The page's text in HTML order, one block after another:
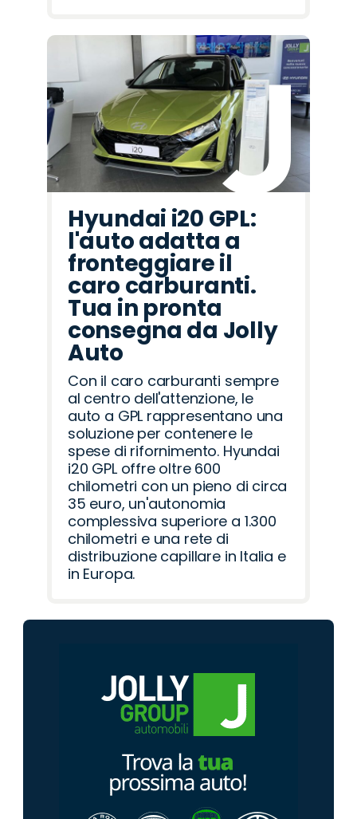
Hyundai i20 GPL:
l'auto adatta a
fronteggiare il
caro carburanti.
Tua in pronta
consegna da Jolly
Auto
Con il caro carburanti sempre
al centro dell'attenzione, le
auto a GPL rappresentano una
soluzione per contenere le
spese di rifornimento. Hyundai
i20 GPL offre oltre 600
chilometri con un pieno di circa
35 euro, un'autonomia
complessiva superiore a 1.300
chilometri e una rete di
distribuzione capillare in Italia e
in Europa.